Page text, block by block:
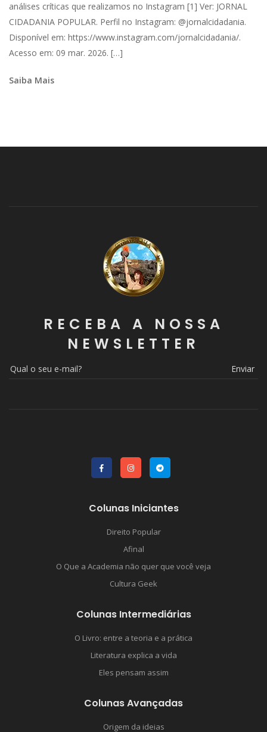
análises críticas que realizamos no Instagram [1] Ver: JORNAL
CIDADANIA POPULAR. Perfil no Instagram: @jornalcidadania.
Disponível em: https://www.instagram.com/jornalcidadania/.
Acesso em: 09 mar. 2026. […]
Saiba Mais
RECEBA A NOSSA
NEWSLETTER
Enviar
Colunas Iniciantes
Direito Popular
Afinal
O Que a Academia não quer que você veja
Cultura Geek
Colunas Intermediárias
O Livro: entre a teoria e a prática
Literatura explica a vida
Eles pensam assim
Colunas Avançadas
Origem da ideias